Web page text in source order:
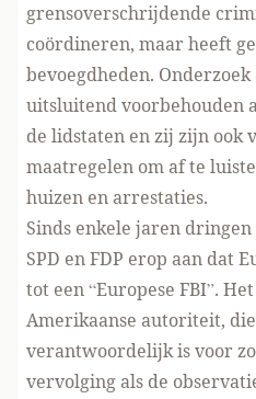
grensoverschrijdende
coördineren, maar heeft
bevoegdheden.
uitsluitend voorbehouden
de lidstaten en zij zijn
maatregelen om af te
huizen en arrestaties.
Sinds enkele jaren
SPD enFDP erop aan dat
tot een “Europese FBI”.
Amerikaanse autoriteit,
verantwoordelijk is voor
vervolging als de